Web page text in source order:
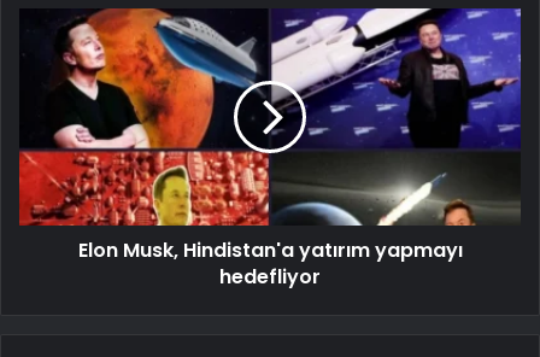
Elon Musk, Hindistan'a yatırım yapmayı
hedefliyor